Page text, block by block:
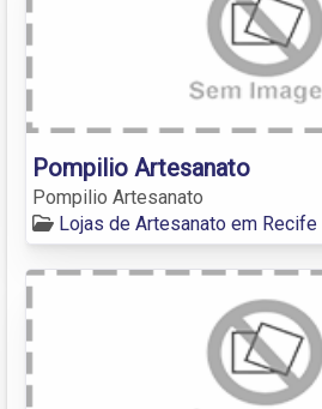
Pompilio Artesanato
Pompilio Artesanato
Lojas de Artesanato em Recife